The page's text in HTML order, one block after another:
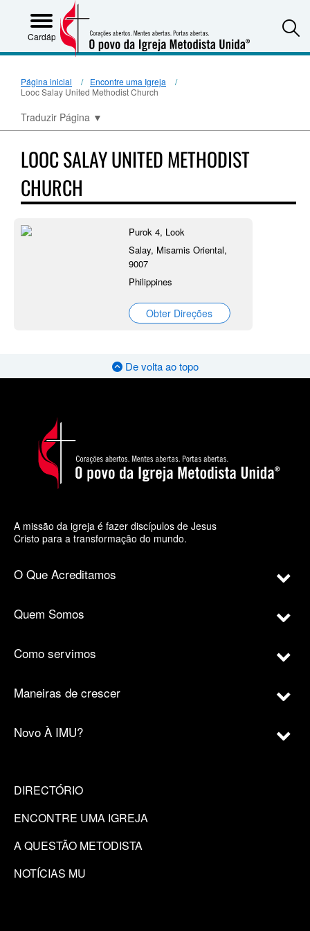
Cardápio
Página inicial
Encontre uma Igreja
Looc Salay United Methodist Church
Traduzir Página ▼
LOOC SALAY UNITED METHODIST
CHURCH
Purok 4, Look
Salay, Misamis Oriental,
9007
Philippines
Obter Direções
De volta ao topo
A missão da igreja é fazer discípulos de Jesus
Cristo para a transformação do mundo.
O Que Acreditamos
Quem Somos
Como servimos
Maneiras de crescer
Novo À IMU?
DIRECTÓRIO
ENCONTRE UMA IGREJA
A QUESTÃO METODISTA
NOTÍCIAS MU